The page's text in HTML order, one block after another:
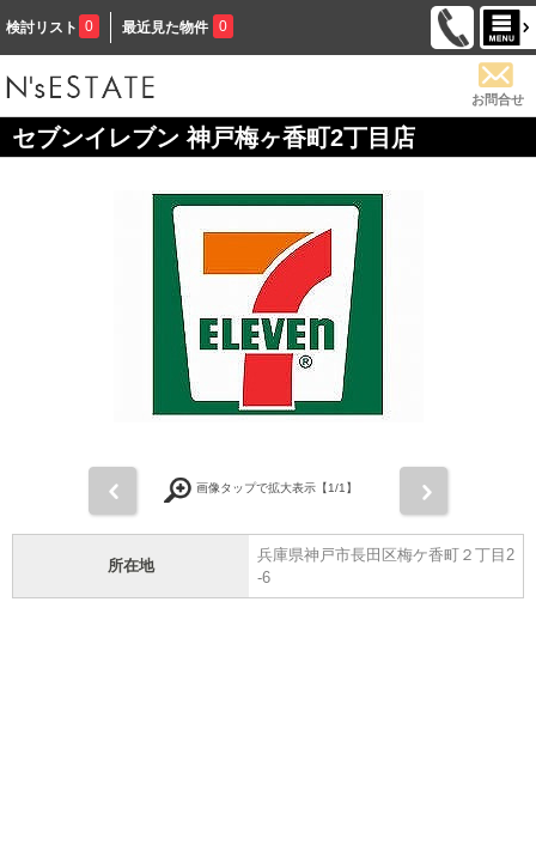
検討リスト 0 最近見た物件 0
お問合せ
セブンイレブン 神戸梅ヶ香町2丁目店
画像タップで拡大表示【1/1】
所在地
兵庫県神戸市長田区梅ケ香町２丁目2
-6